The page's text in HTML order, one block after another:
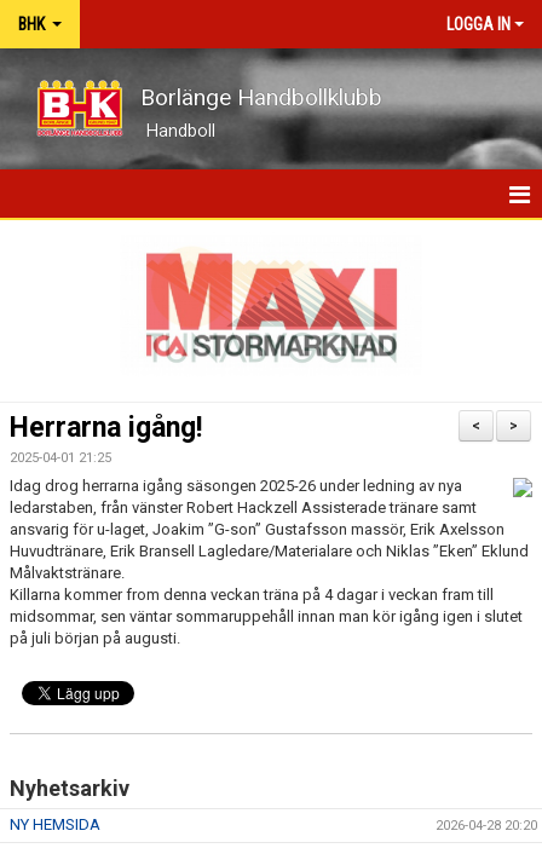
BHK LOGGA IN
Borlänge Handbollklubb
Handboll
KONTAKT
KALENDER
VÅRA LAG/TRÄNARE
MATCHER
>
<
Herrarna igång!
2025-04-01 21:25
Idag drog herrarna igång säsongen 2025-26 under ledning av nya
ledarstaben, från vänster Robert Hackzell Assisterade tränare samt
ansvarig för u-laget, Joakim ”G-son” Gustafsson massör, Erik Axelsson
Huvudtränare, Erik Bransell Lagledare/Materialare och Niklas ”Eken” Eklund
Målvaktstränare.
Killarna kommer from denna veckan träna på 4 dagar i veckan fram till
midsommar, sen väntar sommaruppehåll innan man kör igång igen i slutet
på juli början på augusti.
Nyhetsarkiv
NY HEMSIDA 2026-04-28 20:20